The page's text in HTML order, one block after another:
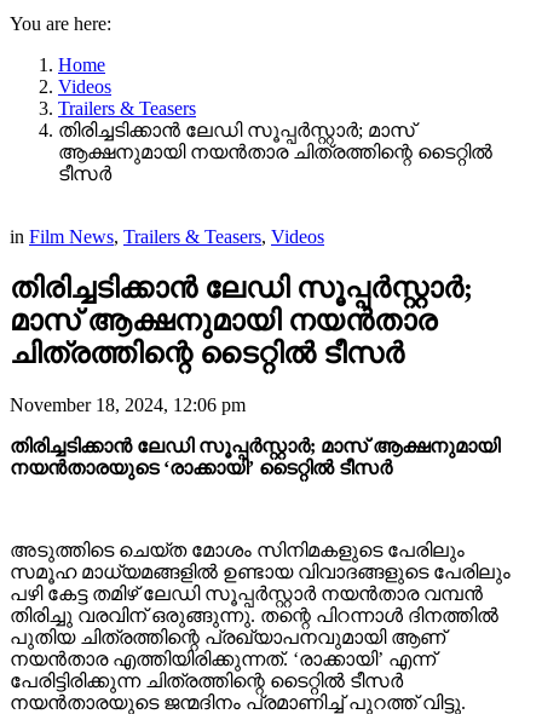
You are here:
Home
Videos
Trailers & Teasers
തിരിച്ചടിക്കാൻ ലേഡി സൂപ്പർസ്റ്റാർ; മാസ്
ആക്ഷനുമായി നയൻതാര ചിത്രത്തിന്റെ ടൈറ്റിൽ
ടീസർ
in Film News, Trailers & Teasers, Videos
തിരിച്ചടിക്കാൻ ലേഡി സൂപ്പർസ്റ്റാർ;
മാസ് ആക്ഷനുമായി നയൻതാര
ചിത്രത്തിന്റെ ടൈറ്റിൽ ടീസർ
November 18, 2024, 12:06 pm
തിരിച്ചടിക്കാൻ ലേഡി സൂപ്പർസ്റ്റാർ; മാസ് ആക്ഷനുമായി
നയൻതാരയുടെ ‘രാക്കായി’ ടൈറ്റിൽ ടീസർ
അടുത്തിടെ ചെയ്ത മോശം സിനിമകളുടെ പേരിലും
സമൂഹ മാധ്യമങ്ങളിൽ ഉണ്ടായ വിവാദങ്ങളുടെ പേരിലും
പഴി കേട്ട തമിഴ് ലേഡി സൂപ്പർസ്റ്റാർ നയൻ‌താര വമ്പൻ
തിരിച്ചു വരവിന് ഒരുങ്ങുന്നു. തന്റെ പിറന്നാൾ ദിനത്തിൽ
പുതിയ ചിത്രത്തിന്റെ പ്രഖ്യാപനവുമായി ആണ്
നയൻ‌താര എത്തിയിരിക്കുന്നത്. ‘രാക്കായി’ എന്ന്
പേരിട്ടിരിക്കുന്ന ചിത്രത്തിന്റെ ടൈറ്റിൽ ടീസർ
നയൻതാരയുടെ ജന്മദിനം പ്രമാണിച്ച് പുറത്ത് വിട്ടു.